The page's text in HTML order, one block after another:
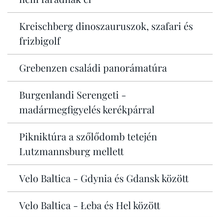
Kreischberg dinoszauruszok, szafari és
frizbigolf
Grebenzen családi panorámatúra
Burgenlandi Serengeti -
madármegfigyelés kerékpárral
Pikniktúra a szőlődomb tetején
Lutzmannsburg mellett
Velo Baltica - Gdynia és Gdansk között
Velo Baltica - Łeba és Hel között